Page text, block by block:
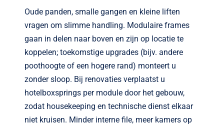
Oude panden, smalle gangen en kleine liften
vragen om slimme handling. Modulaire frames
gaan in delen naar boven en zijn op locatie te
koppelen; toekomstige upgrades (bijv. andere
poothoogte of een hogere rand) monteert u
zonder sloop. Bij renovaties verplaatst u
hotelboxsprings per module door het gebouw,
zodat housekeeping en technische dienst elkaar
niet kruisen. Minder interne file, meer kamers op